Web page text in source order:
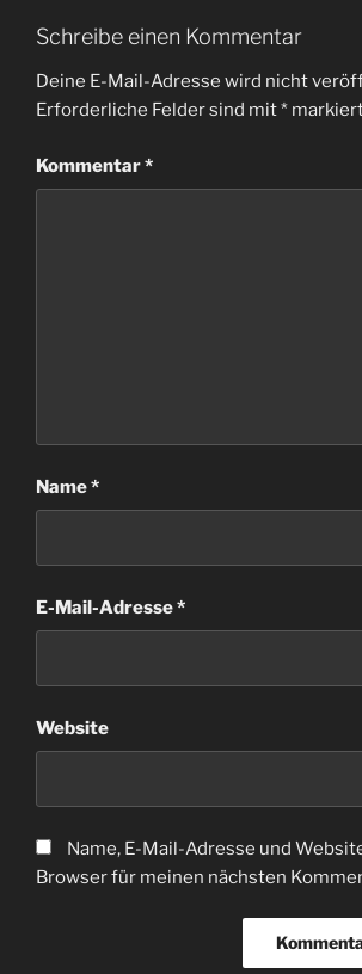
Schreibe einen Kommentar
Deine E-Mail-Adresse wird nicht
Erforderliche Felder sind mit*
Kommentar*
Name*
E-Mail-Adresse*
Website
Name, E-Mail-Adresse und
Browser für meinen nächsten